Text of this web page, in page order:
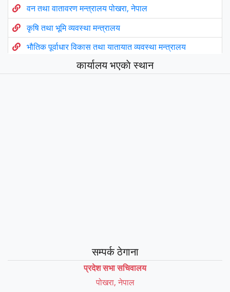
वन तथा वातावरण मन्त्रालय पोखरा, नेपाल
कृषि तथा भूमि व्यवस्था मन्त्रालय
भौतिक पूर्वाधार विकास तथा यातायात व्यवस्था मन्त्रालय
उर्जा, जलस्रोत तथा खानेपानी मन्त्रालय
कार्यालय भएकाे स्थान
सम्पर्क ठेगाना
प्रदेश सभा सचिवालय
पोखरा, नेपाल